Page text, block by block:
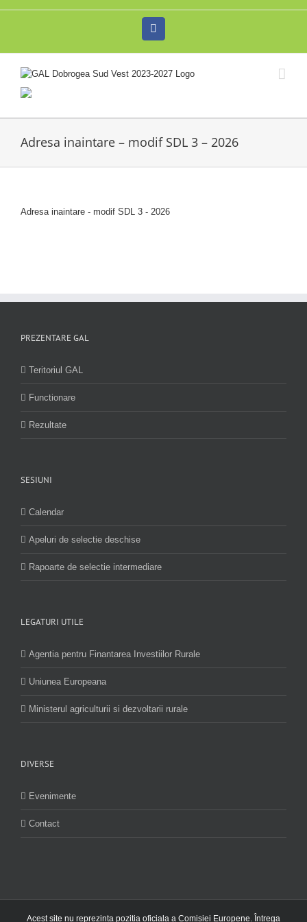
Adresa inaintare – modif SDL 3 – 2026
Adresa inaintare - modif SDL 3 - 2026
PREZENTARE GAL
Teritoriul GAL
Functionare
Rezultate
SESIUNI
Calendar
Apeluri de selectie deschise
Rapoarte de selectie intermediare
LEGATURI UTILE
Agentia pentru Finantarea Investiilor Rurale
Uniunea Europeana
Ministerul agriculturii si dezvoltarii rurale
DIVERSE
Evenimente
Contact
Acest site nu reprezinta pozitia oficiala a Comisiei Europene. Întrega